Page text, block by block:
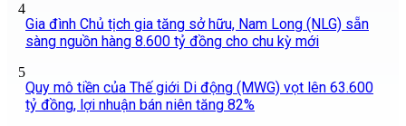
4
Gia đình Chủ tịch gia tăng sở hữu, Nam Long (NLG) sẵn
sàng nguồn hàng 8.600 tỷ đồng cho chu kỳ mới
5
Quy mô tiền của Thế giới Di động (MWG) vọt lên 63.600
tỷ đồng, lợi nhuận bán niên tăng 82%